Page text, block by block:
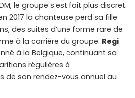
le groupe s’est fait plus discret.
2017 la chanteuse perd sa fille
des suites d’une forme rare de
à la carrière du groupe. Regi
à la Belgique, continuant sa
régulières à
de son rendez-vous annuel au